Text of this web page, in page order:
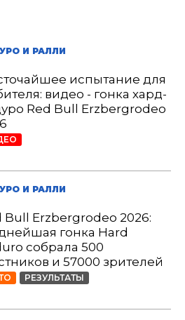
И РАЛЛИ
испытание для
видео - гонка хард-
Red Bull Erzbergrodeo
И РАЛЛИ
Bull Erzbergrodeo 2026:
гонка Hard
собрала 500
и 57000 зрителей
РЕЗУЛЬТАТЫ